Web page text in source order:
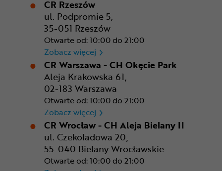
CR Rzeszów
ul. Podpromie 5,
35-051 Rzeszów
Otwarte od: 10:00 do 21:00
Zobacz więcej CR Rzeszów
CR Warszawa - CH Okęcie Park
Aleja Krakowska 61,
02-183 Warszawa
Otwarte od: 10:00 do 21:00
Zobacz więcej CR Warszawa - CH Okęcie
CR Wrocław - CH Aleja Bielany II
ul. Czekoladowa 20,
55-040 Bielany Wrocławskie
Otwarte od: 10:00 do 21:00